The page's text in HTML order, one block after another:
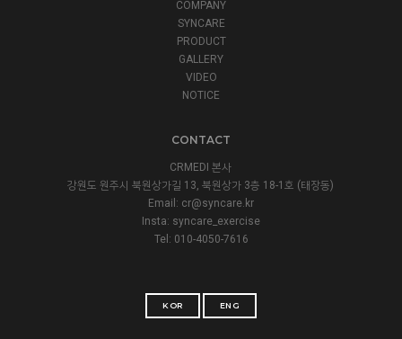
COMPANY
SYNCARE
PRODUCT
GALLERY
VIDEO
NOTICE
CONTACT
CRMEDI 본사
강원도 원주시 북원상가길 13, 북원상가 3층 18-1호 (태장동)
Email: cr@syncare.kr
Insta: syncare_exercise
Tel: 010-4050-7616
KOR ENG